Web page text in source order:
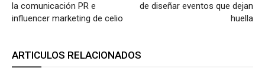
la comunicación PR e
influencer marketing de celio
de diseñar eventos que dejan
huella
ARTICULOS RELACIONADOS